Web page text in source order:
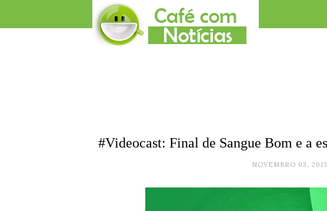
#Videocast: Final de Sangue Bom e a
NOVEMBRO 03, 2013